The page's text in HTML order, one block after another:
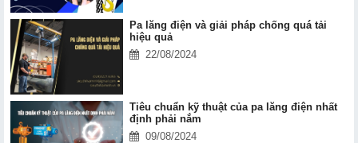
Pa lăng điện và giải pháp chống quá tải
hiệu quả
22/08/2024
Tiêu chuẩn kỹ thuật của pa lăng điện nhất
định phải nắm
09/08/2024